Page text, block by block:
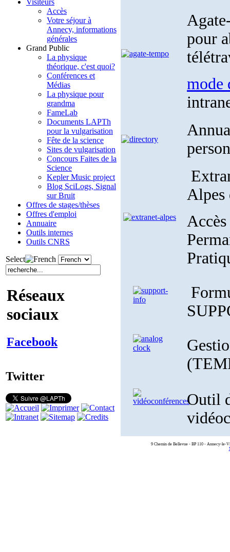
Accès
Votre séjour à
Annecy, informations
générales
Grand Public
La physique
théorique, c'est quoi?
Conférences et
Médias
La physique pour
grandma
FameLab
Documents LAPTh
pour la vulgarisation
Fête de la science
Sites de vulgarisation
Concours Faites de la
Science
Kepler Music project
Blog SciLogs, Signal
sur Bruit
Offres de stages/thèses
Offres d'emploi
Annuaire
Outils internes
Outils CNRS
Select
Réseaux
sociaux
Facebook
Twitter
pour
mode
Alpes
Outil
9 Chemin de Bellevue - BP 110 - Annecy-le-